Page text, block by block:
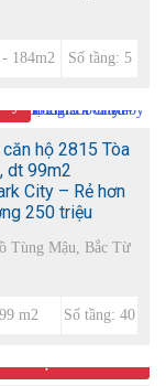
184m2 Số tầng: 5
hộ 2815 Tòa
dt 99m2
City – Rẻ hơn
250 triệu
Tùng Mậu, Bắc Từ
m2 Số tầng: 40